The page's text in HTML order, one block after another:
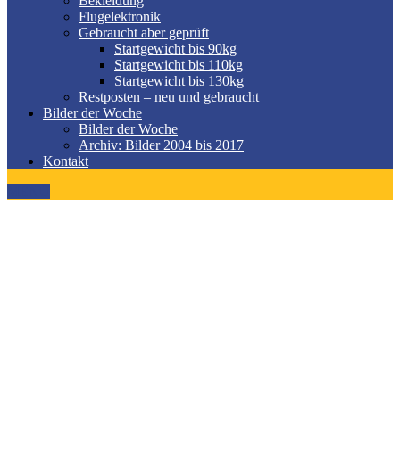
Flugelektronik
Gebraucht aber geprüft
Startgewicht bis 90kg
Startgewicht bis 110kg
Startgewicht bis 130kg
Restposten – neu und gebraucht
Bilder der Woche
Bilder der Woche
Archiv: Bilder 2004 bis 2017
Kontakt